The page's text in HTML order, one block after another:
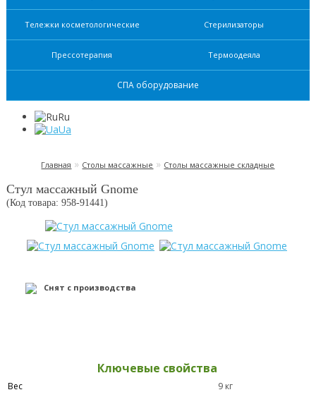
Тележки косметологические Стерилизаторы
Прессотерапия Термоодеяла
СПА оборудование
Ru
Ua
Главная » Столы массажные » Столы массажные складные
Стул массажный Gnome
(Код товара: 958-91441)
Снят с производства
Ключевые свойства
Вес
9 кг